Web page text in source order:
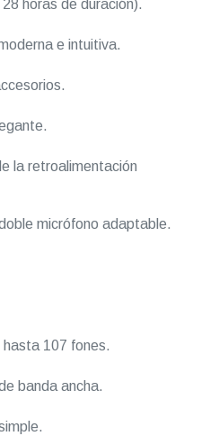
horas de duración).
e intuitiva.
la retroalimentación
micrófono adaptable.
107 fones.
banda ancha.